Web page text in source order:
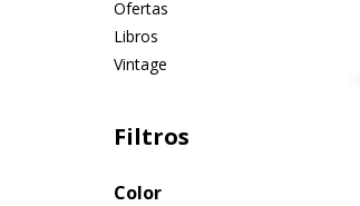
Ofertas
Libros
Vintage
Filtros
Color